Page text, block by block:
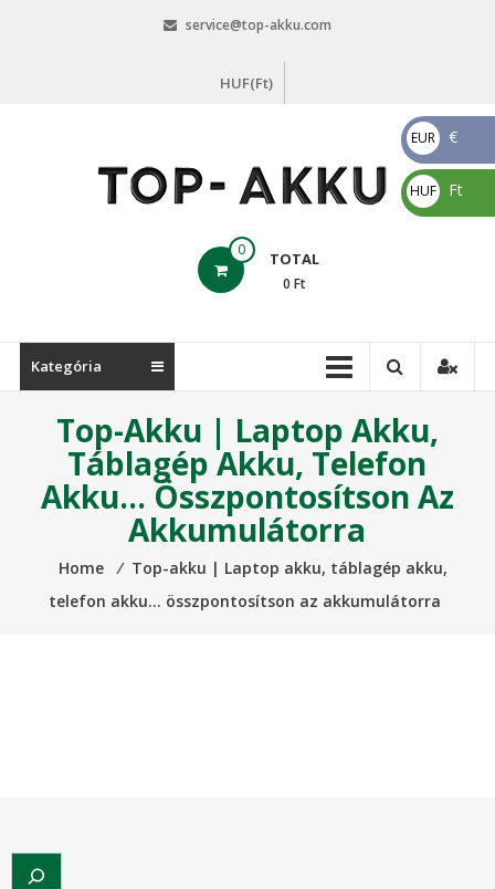
service@top-akku.com
HUF(Ft)
akku.com
0 TOTAL
0 Ft
Kategória
Top-Akku | Laptop Akku,
Táblagép Akku, Telefon
Akku… Összpontosítson Az
Akkumulátorra
Home ⁄ Top-akku | Laptop akku, táblagép akku,
telefon akku… összpontosítson az akkumulátorra
Search
EUR
€
€
HUF
Ft
Ft